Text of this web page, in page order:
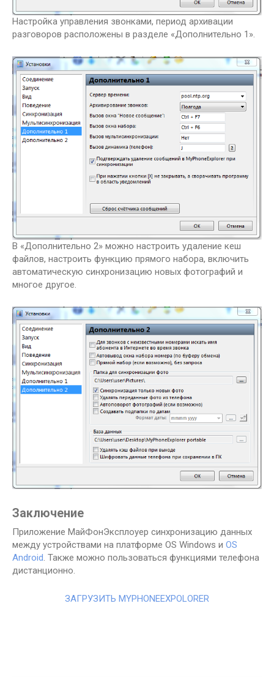
Настройка управления звонками, период архивации
разговоров расположены в разделе «Дополнительно 1».
В «Дополнительно 2» можно настроить удаление кеш
файлов, настроить функцию прямого набора, включить
автоматическую синхронизацию новых фотографий и
многое другое.
Заключение
Приложение МайФонЭксплоуер синхронизацию данных
между устройствами на платформе OS Windows и OS
Android. Также можно пользоваться функциями телефона
дистанционно.
ЗАГРУЗИТЬ MYPHONEEXPOLORER